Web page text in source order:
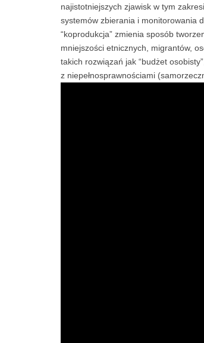
najistotniejszych zjawisk w tym
systemów zbierania i monitorowania
“koprodukcja” zmienia sposób
mniejszości etnicznych, migrantów,
takich rozwiązań jak “budżet
z niepełnosprawnościami